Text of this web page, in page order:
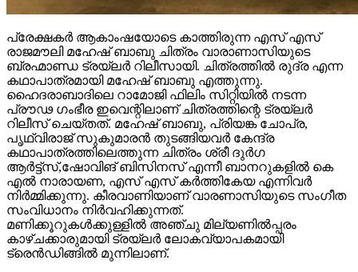
പ്രേക്ഷകർ ആകാംഷയോടെ കാത്തിരുന്ന എസ് എസ്
രാജമൗലി മഹേഷ് ബാബു ചിത്രം വാരാണാസിയുടെ
ബ്രഹ്മാണ്ഡ ട്രയ്ലർ റിലീസായി. ചിത്രത്തിൽ രുദ്ര എന്ന
കഥാപാത്രമായി മഹേഷ് ബാബു എത്തുന്നു.
ഹൈദരാബാദിലെ റാമോജി ഫിലിം സിറ്റിയിൽ നടന്ന
പ്രൗഢ ഗംഭീര ഇവെന്റിലാണ് ചിത്രത്തിന്റെ ട്രയ്ലർ
റിലീസ് ചെയ്തത്. മഹേഷ് ബാബു, പ്രിയങ്ക ചോപ്ര,
പൃഥ്വിരാജ് സുകുമാരൻ തുടങ്ങിയവർ കേന്ദ്ര
കഥാപാത്രത്തിലെത്തുന്ന ചിത്രം ശ്രീ ദുർഗ
ആർട്ട്സ്,ഷോവിങ് ബിസിനസ് എന്നീ ബാനറുകളിൽ കെ
എൽ നാരായണ, എസ് എസ് കർത്തികേയ എന്നിവർ
നിർമ്മിക്കുന്നു. കീരവാണിയാണ് വാരണാസിയുടെ സംഗീത
സംവിധാനം നിർവഹിക്കുന്നത്.
മണിക്കൂറുകൾക്കുള്ളിൽ അഞ്ചു മില്യണിൽപ്പരം
കാഴ്ചക്കാരുമായി ട്രയ്ലർ ലോകവ്യാപകമായി
ട്രെൻഡിങ്ങിൽ മുന്നിലാണ്.